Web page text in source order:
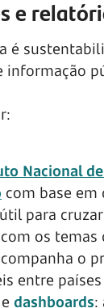
e
é
informação
Nacional
com base em
para
os temas
o
entre países
e dashboards: